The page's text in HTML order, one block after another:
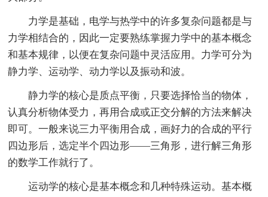
力学是基础，电学与热学中的许多复杂问题都是与
力学相结合的，因此一定要熟练掌握力学中的基本概念
和基本规律，以便在复杂问题中灵活应用。力学可分为
静力学、运动学、动力学以及振动和波。
静力学的核心是质点平衡，只要选择恰当的物体，
认真分析物体受力，再用合成或正交分解的方法来解决
即可。一般来说三力平衡用合成，画好力的合成的平行
四边形后，选定半个四边形——三角形，进行解三角形
的数学工作就行了。
运动学的核心是基本概念和几种特殊运动。基本概